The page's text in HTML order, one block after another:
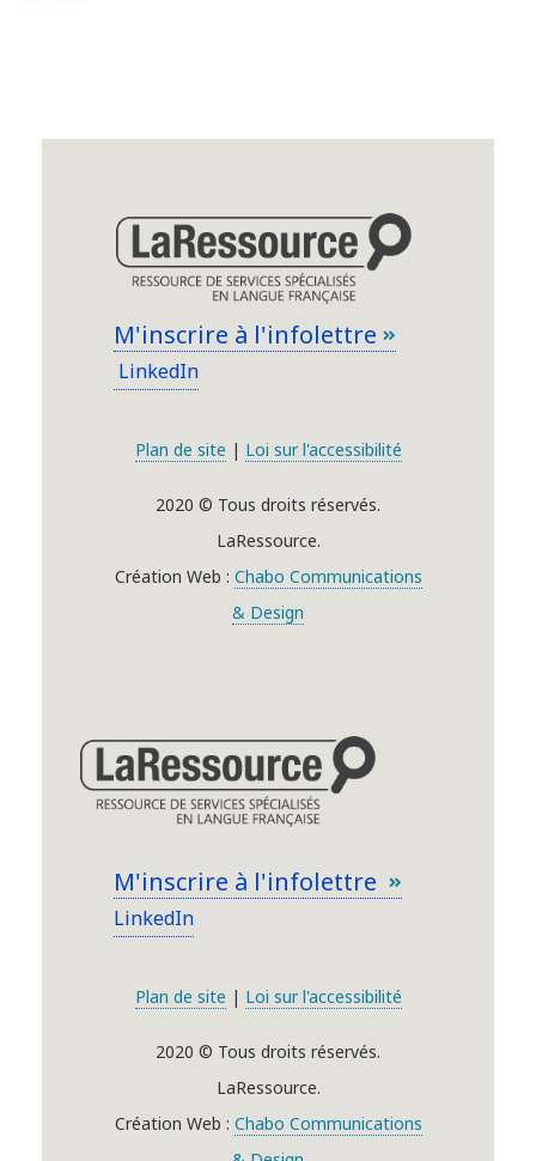
M'inscrire à l'infolettre
LinkedIn
Plan de site | Loi sur l'accessibilité
2020 © Tous droits réservés.
LaRessource.
Création Web : Chabo Communications
& Design
M'inscrire à l'infolettre
LinkedIn
Plan de site | Loi sur l'accessibilité
2020 © Tous droits réservés.
LaRessource.
Création Web : Chabo Communications